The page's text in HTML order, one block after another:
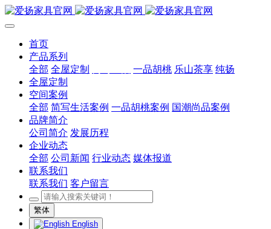
首页
产品系列
全部 全屋定制 一品胡桃 乐山茶享 纯扬
全屋定制
空间案例
全部 简写生活案例 一品胡桃案例 国潮尚品案例
品牌简介
公司简介 发展历程
企业动态
全部 公司新闻 行业动态 媒体报道
联系我们
联系我们 客户留言
繁体
English